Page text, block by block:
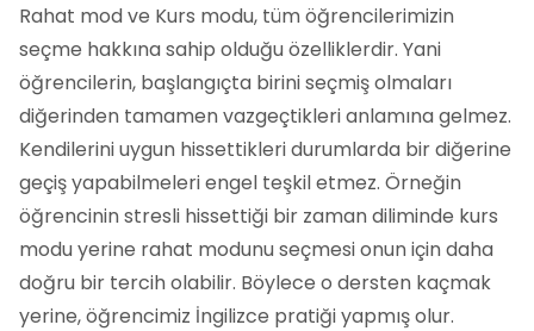
Rahat mod ve Kurs modu, tüm öğrencilerimizin
seçme hakkına sahip olduğu özelliklerdir. Yani
öğrencilerin, başlangıçta birini seçmiş olmaları
diğerinden tamamen vazgeçtikleri anlamına gelmez.
Kendilerini uygun hissettikleri durumlarda bir diğerine
geçiş yapabilmeleri engel teşkil etmez. Örneğin
öğrencinin stresli hissettiği bir zaman diliminde kurs
modu yerine rahat modunu seçmesi onun için daha
doğru bir tercih olabilir. Böylece o dersten kaçmak
yerine, öğrencimiz İngilizce pratiği yapmış olur.